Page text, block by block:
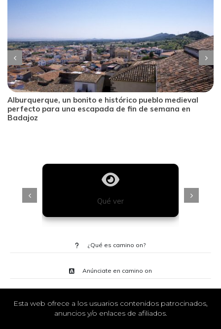
Alburquerque, un bonito e histórico pueblo medieval
perfecto para una escapada de fin de semana en
Badajoz
Qué ver
¿Qué es camino on?
Anúnciate en camino on
Esta web ofrece a los usuarios contenidos patrocinados,
anuncios y/o enlaces de afiliados.